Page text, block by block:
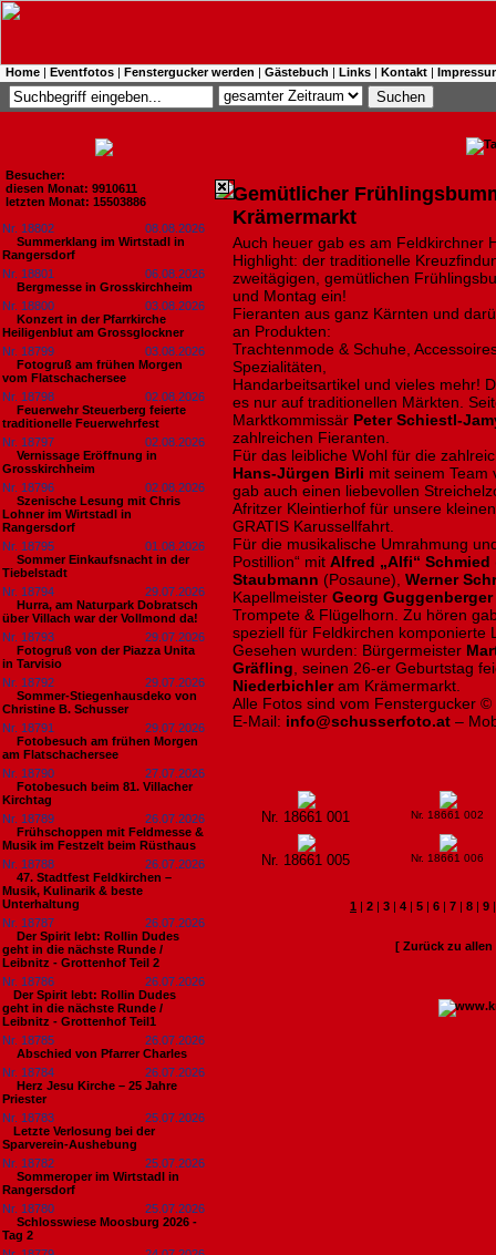
Home | Eventfotos | Fenstergucker werden | Gästebuch | Links | Kontakt |
Besucher:
diesen Monat: 9910611
letzten Monat: 15503886
Nr. 18802
08.08.2026
Summerklang im Wirtstadl in
Rangersdorf
Nr. 18801
06.08.2026
Bergmesse in Grosskirchheim
Nr. 18800
03.08.2026
Konzert in der Pfarrkirche
Heiligenblut am Grossglockner
Nr. 18799
03.08.2026
Fotogruß am frühen Morgen
vom Flatschachersee
Nr. 18798
02.08.2026
Feuerwehr Steuerberg feierte
traditionelle Feuerwehrfest
Nr. 18797
02.08.2026
Vernissage Eröffnung in
Grosskirchheim
Nr. 18796
02.08.2026
Szenische Lesung mit Chris
Lohner im Wirtstadl in
Rangersdorf
Nr. 18795
01.08.2026
Sommer Einkaufsnacht in der
Tiebelstadt
Nr. 18794
29.07.2026
Hurra, am Naturpark Dobratsch
über Villach war der Vollmond da!
Nr. 18793
29.07.2026
Fotogruß von der Piazza Unita
in Tarvisio
Nr. 18792
29.07.2026
Sommer-Stiegenhausdeko von
Christine B. Schusser
Nr. 18791
29.07.2026
Fotobesuch am frühen Morgen
am Flatschachersee
Nr. 18790
27.07.2026
Fotobesuch beim 81. Villacher
Kirchtag
Nr. 18789
26.07.2026
Frühschoppen mit Feldmesse &
Musik im Festzelt beim Rüsthaus
Nr. 18788
26.07.2026
47. Stadtfest Feldkirchen –
Musik, Kulinarik & beste
Unterhaltung
Nr. 18787
26.07.2026
Der Spirit lebt: Rollin Dudes
geht in die nächste Runde /
Leibnitz - Grottenhof Teil 2
Nr. 18786
26.07.2026
​Der Spirit lebt: Rollin Dudes
geht in die nächste Runde /
Leibnitz - Grottenhof Teil1
Nr. 18785
26.07.2026
Abschied von Pfarrer Charles
Nr. 18784
26.07.2026
Herz Jesu Kirche – 25 Jahre
Priester
Nr. 18783
25.07.2026
​Letzte Verlosung bei der
Sparverein-Aushebung
Nr. 18782
25.07.2026
Sommeroper im Wirtstadl in
Rangersdorf
Nr. 18780
25.07.2026
Schlosswiese Moosburg 2026 -
Tag 2
Gemütlicher
Krämermarkt
Auch heuer gab es am Feldkirchner
Highlight: der traditionelle
zweitägigen, gemütlichen
und Montag ein!
Fieranten aus ganz Kärnten und
an Produkten:
Trachtenmode & Schuhe,
Spezialitäten,
Handarbeitsartikel und vieles mehr!
es nur auf traditionellen Märkten.
Marktkommissär Peter Schiestl-
zahlreichen Fieranten.
Für das leibliche Wohl für die
Hans-Jürgen Birli mit seinem Team
gab auch einen liebevollen
Afritzer Kleintierhof für unsere
GRATIS Karussellfahrt.
Für die musikalische Umrahmung
Postillion“ mit Alfred „Alfi“ Schmied
Staubmann (Posaune), Werner
Kapellmeister Georg Guggenberger
Trompete & Flügelhorn. Zu hören
speziell für Feldkirchen komponierte
Gesehen wurden: Bürgermeister
Gräfling , seinen 26-er Geburtstag
Niederbichleram Krämermarkt.
Alle Fotos sind vom Fenstergucker ©
E-Mail: info@schusserfoto.at –
Nr. 18661 001 Nr. 18661 002
Nr. 18661 005 Nr. 18661 006
1 | 2 | 3 | 4 | 5 | 6 | 7 | 8 | 9
[ Zurück zu